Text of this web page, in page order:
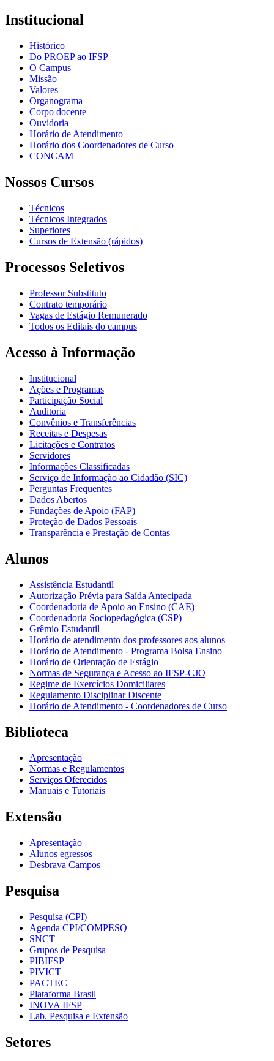
Institucional
Histórico
Do PROEP ao IFSP
O Campus
Missão
Valores
Organograma
Corpo docente
Ouvidoria
Horário de Atendimento
Horário dos Coordenadores de Curso
CONCAM
Nossos Cursos
Técnicos
Técnicos Integrados
Superiores
Cursos de Extensão (rápidos)
Processos Seletivos
Professor Substituto
Contrato temporário
Vagas de Estágio Remunerado
Todos os Editais do campus
Acesso à Informação
Institucional
Ações e Programas
Participação Social
Auditoria
Convênios e Transferências
Receitas e Despesas
Licitações e Contratos
Servidores
Informações Classificadas
Serviço de Informação ao Cidadão (SIC)
Perguntas Frequentes
Dados Abertos
Fundações de Apoio (FAP)
Proteção de Dados Pessoais
Transparência e Prestação de Contas
Alunos
Assistência Estudantil
Autorização Prévia para Saída Antecipada
Coordenadoria de Apoio ao Ensino (CAE)
Coordenadoria Sociopedagógica (CSP)
Grêmio Estudantil
Horário de atendimento dos professores aos alunos
Horário de Atendimento - Programa Bolsa Ensino
Horário de Orientação de Estágio
Normas de Segurança e Acesso ao IFSP-CJO
Regime de Exercícios Domiciliares
Regulamento Disciplinar Discente
Horário de Atendimento - Coordenadores de Curso
Biblioteca
Apresentação
Normas e Regulamentos
Serviços Oferecidos
Manuais e Tutoriais
Extensão
Apresentação
Alunos egressos
Desbrava Campos
Pesquisa
Pesquisa (CPI)
Agenda CPI/COMPESQ
SNCT
Grupos de Pesquisa
PIBIFSP
PIVICT
PACTEC
Plataforma Brasil
INOVA IFSP
Lab. Pesquisa e Extensão
Setores